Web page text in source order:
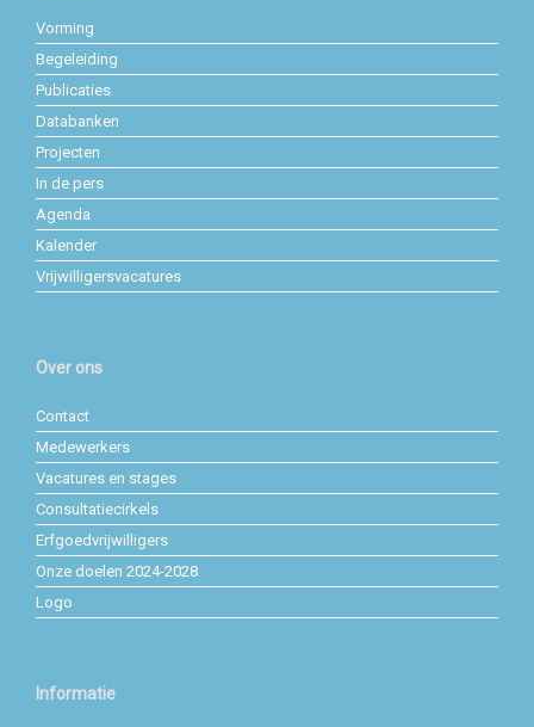
Vorming
Begeleiding
Publicaties
Databanken
Projecten
In de pers
Agenda
Kalender
Vrijwilligersvacatures
Over ons
Contact
Medewerkers
Vacatures en stages
Consultatiecirkels
Erfgoedvrijwilligers
Onze doelen 2024-2028
Logo
Informatie